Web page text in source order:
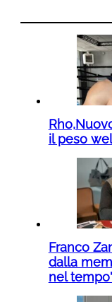
il peso
Franco
dalla
nel